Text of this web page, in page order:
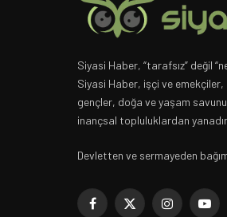
Siyasi Haber, “tarafsız” değil
Siyasi Haber, işçi ve emekçiler,
gençler, doğa ve yaşam
inançsal topluluklardan
Devletten ve sermayeden
Facebook
X Instagram